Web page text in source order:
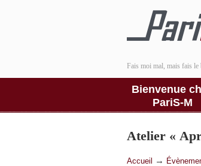
Fais moi mal, mais fais le
Bienvenue
PariS-M
Atelier «
Accueil →